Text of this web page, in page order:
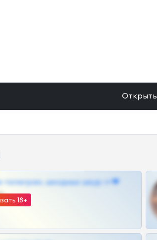
Открыть
18+
телеграм, шкодных шкур тг❤
@SZu3ll3sCatt_bot